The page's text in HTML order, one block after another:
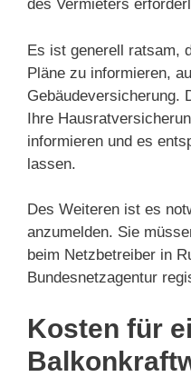
des Vermieters
Es ist generell ratsam,
Pläne zu informieren,
Gebäudeversicherung.
Ihre
informieren und es
lassen.
Des Weiteren ist es
anzumelden. Sie
beim Netzbetreiber in
Bundesnetzagentur
Kosten für